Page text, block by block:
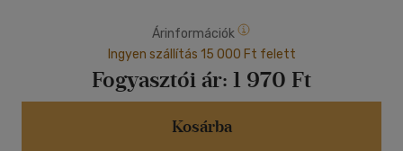
Árinformációk
Ingyen szállítás 15 000 Ft felett
Fogyasztói ár: 1 970 Ft
Kosárba